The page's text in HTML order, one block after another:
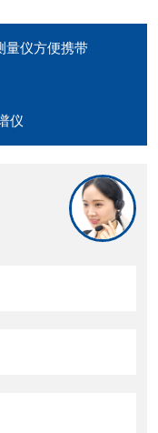
量仪方便携带
仪